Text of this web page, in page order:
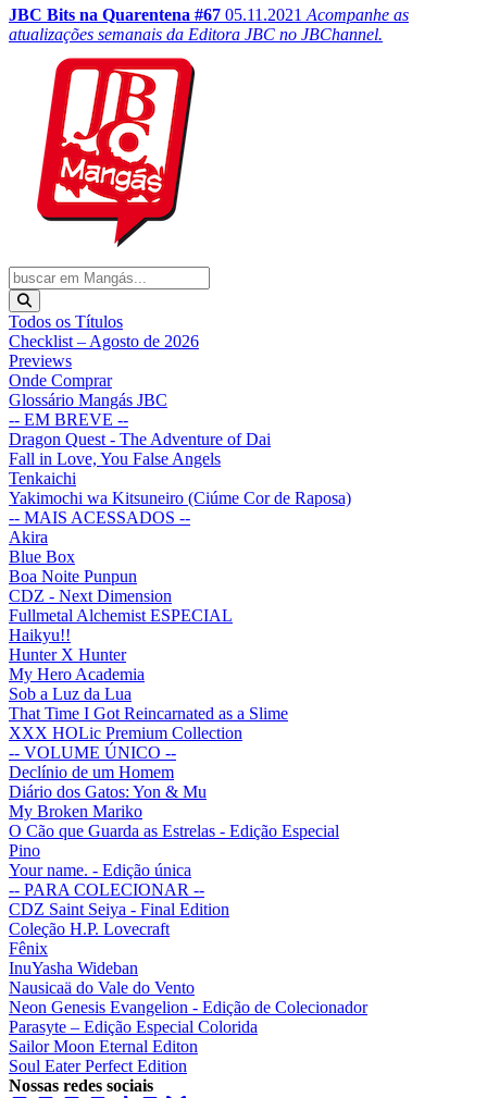
JBC Bits na Quarentena #67 05.11.2021 Acompanhe as
atualizações semanais da Editora JBC no JBChannel.
Todos os Títulos
Checklist – Agosto de 2026
Previews
Onde Comprar
Glossário Mangás JBC
-- EM BREVE --
Dragon Quest - The Adventure of Dai
Fall in Love, You False Angels
Tenkaichi
Yakimochi wa Kitsuneiro (Ciúme Cor de Raposa)
-- MAIS ACESSADOS --
Akira
Blue Box
Boa Noite Punpun
CDZ - Next Dimension
Fullmetal Alchemist ESPECIAL
Haikyu!!
Hunter X Hunter
My Hero Academia
Sob a Luz da Lua
That Time I Got Reincarnated as a Slime
XXX HOLic Premium Collection
-- VOLUME ÚNICO --
Declínio de um Homem
Diário dos Gatos: Yon & Mu
My Broken Mariko
O Cão que Guarda as Estrelas - Edição Especial
Pino
Your name. - Edição única
-- PARA COLECIONAR --
CDZ Saint Seiya - Final Edition
Coleção H.P. Lovecraft
Fênix
InuYasha Wideban
Nausicaä do Vale do Vento
Neon Genesis Evangelion - Edição de Colecionador
Parasyte – Edição Especial Colorida
Sailor Moon Eternal Editon
Soul Eater Perfect Edition
Nossas redes sociais